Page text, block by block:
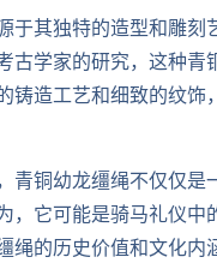
于其独特的造型和雕
古学家的研究，这种
铸造工艺和细致的纹饰
青铜幼龙缰绳不仅仅
，它可能是骑马礼仪中
的历史价值和文化内